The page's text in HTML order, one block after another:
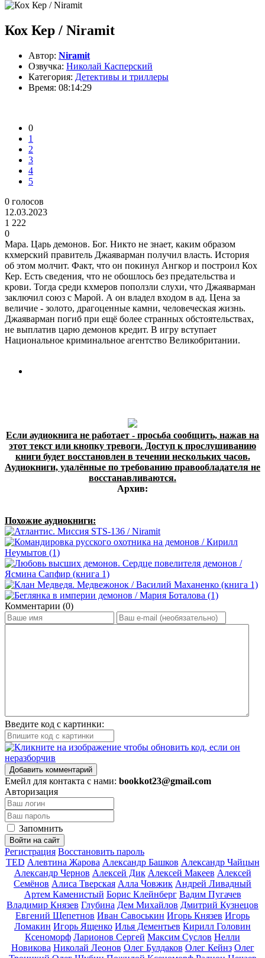
Кох Кер / Niramit
Автор: Niramit
Озвучка: Николай Касперский
Категория: Детективы и триллеры
Время: 08:14:29
0
1
2
3
4
5
0 голосов
12.03.2023
1 222
0
Мара. Царь демонов. Бог. Никто не знает, каким образом
кхмерский правитель Джаяварман получил власть. История
об этом молчит. Факт, что он покинул Ангкор и построил Кох
Кер. Есть сведения, что не обошлось без предательства и
крови. Тогда среди кхмеров поползли слухи, что Джаяварман
заключил союз с Марой. А он владел входом в ад. Цена за
величие - золото, драгоценные камни, человеческая жизнь.
Джаяварман погиб при ещё более странных обстоятельствах,
не выплатив царю демонов кредит. В игру вступает
Национальное криминальное агентство Великобритании.
Если аудиокнига не работает - просьба сообщить, нажав на
этот текст или кнопку тревоги. Доступ к прослушиванию
книги будет восстановлен в течении нескольких часов.
Аудиокниги, удалённые по требованию правообладателя не
восстанавливаются.
Архив:
Похожие аудиокниги:
Комментарии (0)
Введите код с картинки:
Добавить комментарий
Емейл для контакта с нами: bookkot23@gmail.com
Авторизация
Запомнить
Войти на сайт
Регистрация Восстановить пароль
TED Алевтина Жарова Александр Башков Александр Чайцын
Александр Чернов Алексей Дик Алексей Макеев Алексей
Семёнов Алиса Тверская Алла Човжик Андрей Ливадный
Артем Каменистый Борис Клейнберг Вадим Пугачев
Владимир Князев Глубина Дем Михайлов Дмитрий Кузнецов
Евгений Щепетнов Иван Савоськин Игорь Князев Игорь
Ломакин Игорь Ященко Илья Дементьев Кирилл Головин
Ксеноморф Ларионов Сергей Максим Суслов Нелли
Новикова Николай Леонов Олег Булдаков Олег Кейнз Олег